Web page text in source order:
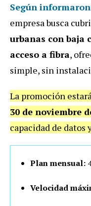
Según
empresa busca
urbanas con baja
acceso a fibra,
simple, sin
La promoción
30 de noviembre
capacidad de
Plan mensual:
Velocidad